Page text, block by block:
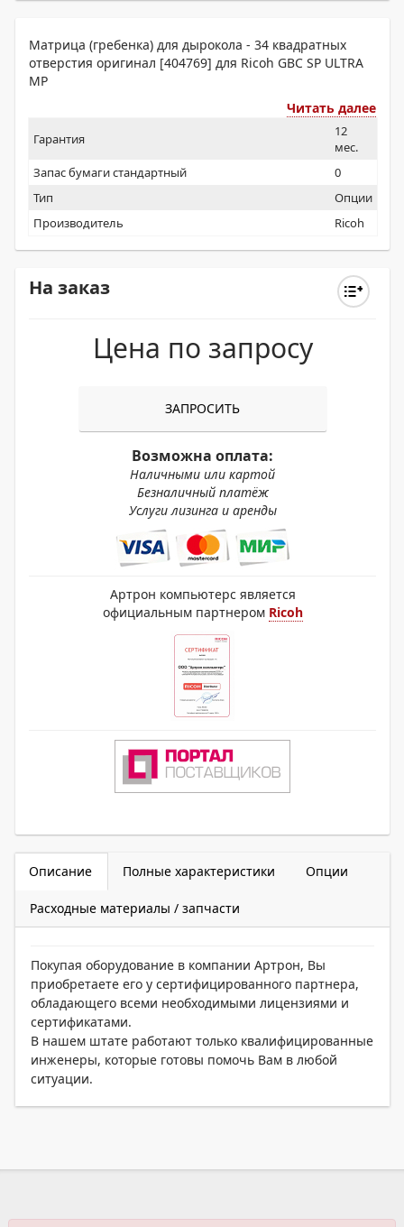
Матрица (гребенка) для дырокола - 34 квадратных
отверстия оригинал [404769] для Ricoh GBC SP ULTRA
MP
Читать далее
Гарантия
12
мес.
Запас бумаги стандартный
0
Тип
Опции
Производитель
Ricoh
На заказ
Цена по запросу
ЗАПРОСИТЬ
Возможна оплата:
Наличными или картой
Безналичный платёж
Услуги лизинга и аренды
Артрон компьютерс является
официальным партнером Ricoh
Описание Полные характеристики Опции
Расходные материалы / запчасти
Покупая оборудование в компании Артрон, Вы
приобретаете его у сертифицированного партнера,
обладающего всеми необходимыми лицензиями и
сертификатами.
В нашем штате работают только квалифицированные
инженеры, которые готовы помочь Вам в любой
ситуации.